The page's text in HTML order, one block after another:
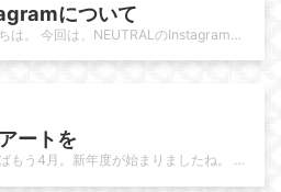
について
こんにちは。 今回は、NEUTRALのInstagram運用についてご紹介します。 これまでNEUTRALのInstagra…
ートを
気づけばもう4月。新年度が始まりましたね。 年が明けてもう3か月。1/4が過ぎました。月日の流れが速いと感じるのは 私だけで…